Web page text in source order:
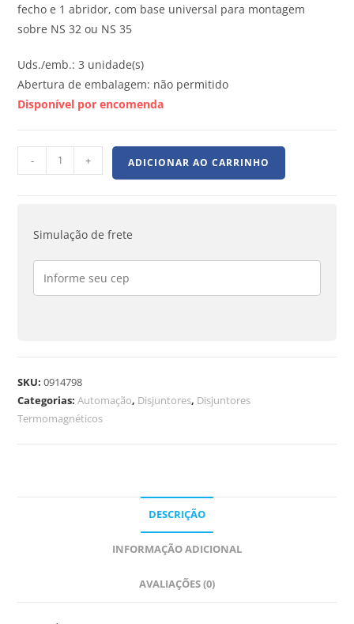
fecho e 1 abridor, com base universal para montagem
sobre NS 32 ou NS 35
Uds./emb.: 3 unidade(s)
Abertura de embalagem: não permitido
Disponível por encomenda
- + ADICIONAR AO CARRINHO
Simulação de frete
SKU:0914798
Categorias:Automação, Disjuntores, Disjuntores
Termomagnéticos
DESCRIÇÃO
INFORMAÇÃO ADICIONAL
AVALIAÇÕES (0)